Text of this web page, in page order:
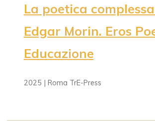
La poetica
Edgar Morin. Eros
Educazione
2025 | Roma TrE-Press